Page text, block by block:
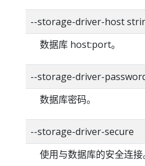
--storage-driver-host
数据库 host:port。
--storage-driver-
数据库密码。
--storage-driver-secure
使用与数据库的安全连接